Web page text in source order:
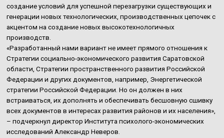
создание условий для успешной перезагрузки существующих и
генерации новых технологических, производственных цепочек с
акцентом на создание новых высокотехнологичных
производств.
«Разработанный нами вариант не имеет прямого отношения к
Стратегии социально-экономического развития Саратовской
области, Стратегии пространственного развития Российской
Федерации и других документов, например, Энергетической
стратегии Российской Федерации. Но он должен в них
встраиваться, их дополнять и обеспечивать бесшовную сшивку
всех документов в интересах развития районов и их населения»,
– подчеркнул директор Института психолого-экономических
исследований Александр Неверов.